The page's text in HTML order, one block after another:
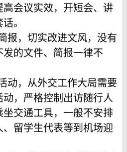
会议实效，开短会、讲
。
报，切实改进文风，没有
的文件、简报一律不
动，从外交工作大局需要
，严格控制出访随行人
坐交通工具，一般不安排
留学生代表等到机场迎